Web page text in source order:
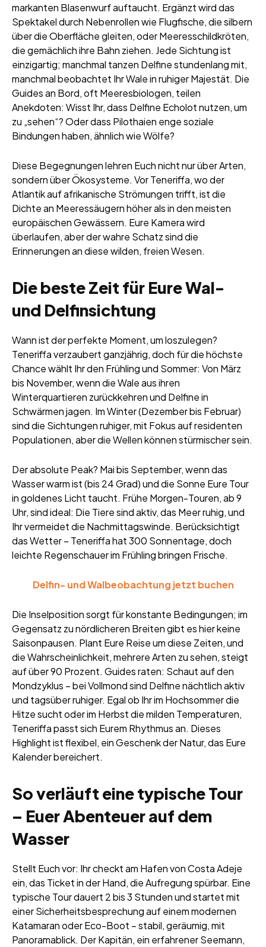
markanten Blasenwurf auftaucht. Ergänzt wird das
Spektakel durch Nebenrollen wie Flugfische, die silbern
über die Oberfläche gleiten, oder Meeresschildkröten,
die gemächlich ihre Bahn ziehen. Jede Sichtung ist
einzigartig; manchmal tanzen Delfine stundenlang mit,
manchmal beobachtet Ihr Wale in ruhiger Majestät. Die
Guides an Bord, oft Meeresbiologen, teilen
Anekdoten: Wisst Ihr, dass Delfine Echolot nutzen, um
zu „sehen“? Oder dass Pilothaien enge soziale
Bindungen haben, ähnlich wie Wölfe?
Diese Begegnungen lehren Euch nicht nur über Arten,
sondern über Ökosysteme. Vor Teneriffa, wo der
Atlantik auf afrikanische Strömungen trifft, ist die
Dichte an Meeressäugern höher als in den meisten
europäischen Gewässern. Eure Kamera wird
überlaufen, aber der wahre Schatz sind die
Erinnerungen an diese wilden, freien Wesen.
Die beste Zeit für Eure Wal-
und Delfinsichtung
Wann ist der perfekte Moment, um loszulegen?
Teneriffa verzaubert ganzjährig, doch für die höchste
Chance wählt Ihr den Frühling und Sommer: Von März
bis November, wenn die Wale aus ihren
Winterquartieren zurückkehren und Delfine in
Schwärmen jagen. Im Winter (Dezember bis Februar)
sind die Sichtungen ruhiger, mit Fokus auf residenten
Populationen, aber die Wellen können stürmischer sein.
Der absolute Peak? Mai bis September, wenn das
Wasser warm ist (bis 24 Grad) und die Sonne Eure Tour
in goldenes Licht taucht. Frühe Morgen-Touren, ab 9
Uhr, sind ideal: Die Tiere sind aktiv, das Meer ruhig, und
Ihr vermeidet die Nachmittagswinde. Berücksichtigt
das Wetter – Teneriffa hat 300 Sonnentage, doch
leichte Regenschauer im Frühling bringen Frische.
Delfin- und Walbeobachtung jetzt buchen
Die Inselposition sorgt für konstante Bedingungen; im
Gegensatz zu nördlicheren Breiten gibt es hier keine
Saisonpausen. Plant Eure Reise um diese Zeiten, und
die Wahrscheinlichkeit, mehrere Arten zu sehen, steigt
auf über 90 Prozent. Guides raten: Schaut auf den
Mondzyklus – bei Vollmond sind Delfine nächtlich aktiv
und tagsüber ruhiger. Egal ob Ihr im Hochsommer die
Hitze sucht oder im Herbst die milden Temperaturen,
Teneriffa passt sich Eurem Rhythmus an. Dieses
Highlight ist flexibel, ein Geschenk der Natur, das Eure
Kalender bereichert.
So verläuft eine typische Tour
– Euer Abenteuer auf dem
Wasser
Stellt Euch vor: Ihr checkt am Hafen von Costa Adeje
ein, das Ticket in der Hand, die Aufregung spürbar. Eine
typische Tour dauert 2 bis 3 Stunden und startet mit
einer Sicherheitsbesprechung auf einem modernen
Katamaran oder Eco-Boot – stabil, geräumig, mit
Panoramablick. Der Kapitän, ein erfahrener Seemann,